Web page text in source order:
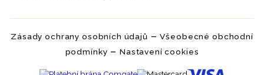
Zásady ochrany osobních údajů –Všeobecné obchodní
podmínky – Nastavení cookies